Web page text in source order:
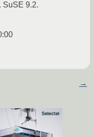
SuSE 9.2.
→